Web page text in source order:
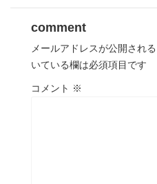
comment
メールアドレスが公開され
いている欄は必須項目です
コメント ※